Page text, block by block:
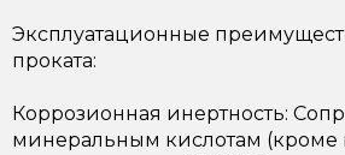
Эксплуатационные
проката:
Коррозионная инертность:
минеральным кислотам (кроме